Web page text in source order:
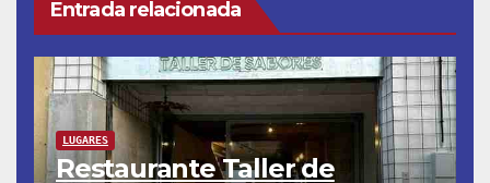
Entrada relacionada
LUGARES
Restaurante Taller de